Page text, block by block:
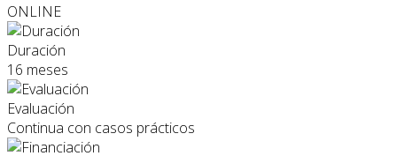
ONLINE
Duración
16 meses
Evaluación
Continua con casos prácticos